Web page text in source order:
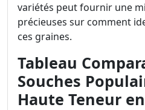
variétés peut fournir une
précieuses sur comment
ces graines.
Tableau
Souches
Haute Teneur